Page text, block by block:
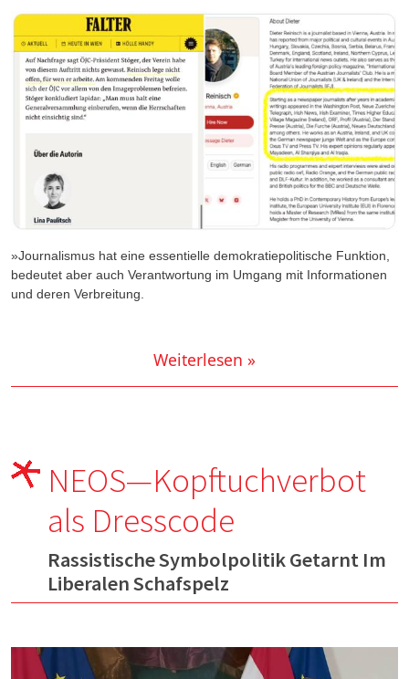
»Journalismus hat eine essentielle demokratiepolitische Funktion,
bedeutet aber auch Verantwortung im Umgang mit Informationen
und deren Verbreitung.
Weiterlesen »
NEOS—Kopftuchverbot
als Dresscode
Rassistische Symbolpolitik Getarnt Im
Liberalen Schafspelz